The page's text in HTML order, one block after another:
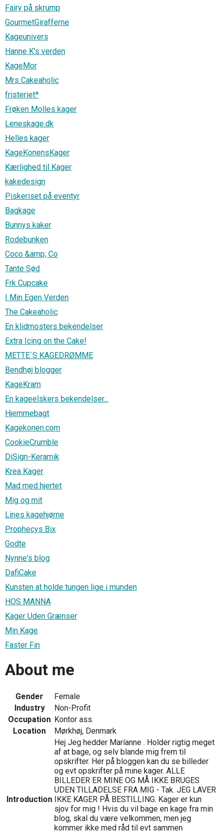
Fairy på skrump
GourmetGirafferne
Kageunivers
Hanne K's verden
KageMor
Mrs Cakeaholic
fristeriet*
Frøken Molles kager
Leneskage.dk
Helles kager
KageKonensKager
Kærlighed til Kager
kakedesign
Piskeriset på eventyr
Bagkage
Bunnys kaker
Rodebunken
Coco &amp; Co
Tante Sød
Frk Cupcake
I Min Egen Verden
The Cakeaholic
En klidmosters bekendelser
Extra Icing on the Cake!
METTE´S KAGEDRØMME
Bendhøj blogger
KageKram
En kageelskers bekendelser...
Hjemmebagt
Kagekonen.com
CookieCrumble
DiSign-Keramik
Krea Kager
Mad med hjertet
Mig og mit
Lines kagehjørne
Prophecys Bix
Godte
Nynne's blog
DafiCake
Kunsten at holde tungen lige i munden
HOS MANNA
Kager Uden Grænser
Min Kage
Faster Fin
About me
Gender
Female
Industry
Non-Profit
Occupation Kontor ass.
Location
Mørkhøj, Denmark
Introduction
Hej Jeg hedder Maríanne . Holder rigtig meget
af at bage, og selv blande mig frem til
opskrifter. Her på bloggen kan du se billeder
og evt opskrifter på mine kager. ALLE
BILLEDER ER MINE OG MÅ IKKE BRUGES
UDEN TILLADELSE FRA MIG - Tak. JEG LAVER
IKKE KAGER PÅ BESTILLING. Kager er kun
sjov for mig ! Hvis du vil bage en kage fra min
blog, skal du være velkommen, men jeg
kommer ikke med råd til evt sammen